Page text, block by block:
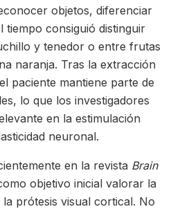
objetos, diferenciar
consiguió distinguir
y tenedor o entre frutas
naranja. Tras la extracción
paciente mantiene parte de
lo que los investigadores
en la estimulación
neuronal.
en la revista Brain
objetivo inicial valorar la
la prótesis visual cortical. No